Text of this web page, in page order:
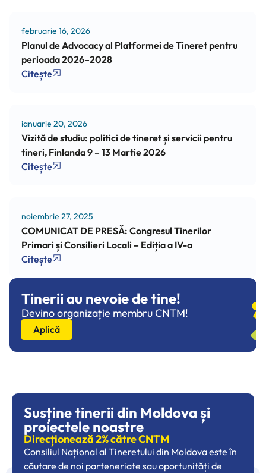
februarie 16, 2026
Planul de Advocacy al Platformei de Tineret pentru
perioada 2026–2028
Citește
ianuarie 20, 2026
Vizită de studiu: politici de tineret și servicii pentru
tineri, Finlanda 9 – 13 Martie 2026
Citește
noiembrie 27, 2025
COMUNICAT DE PRESĂ: Congresul Tinerilor
Primari și Consilieri Locali – Ediția a IV-a
Citește
Tinerii au nevoie de tine!
Devino organizație membru CNTM!
Aplică
Susține tinerii din Moldova și
proiectele noastre
Direcționează 2% către CNTM
Consiliul Național al Tineretului din Moldova este în
căutare de noi parteneriate sau oportunități de